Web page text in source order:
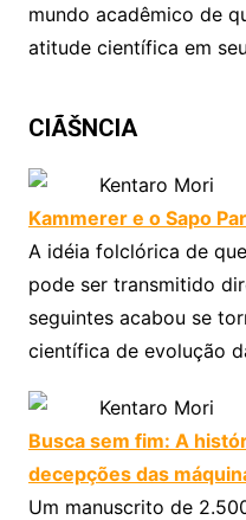
mundo acadêmico de
atitude científica em
CIÃŠNCIA
Kentaro Mori
Kammerer e o Sapo
A idéia folclórica de
pode ser transmitido
seguintes acabou se
científica de evolução
Kentaro Mori
Busca sem fim: A
decepções das
Um manuscrito de